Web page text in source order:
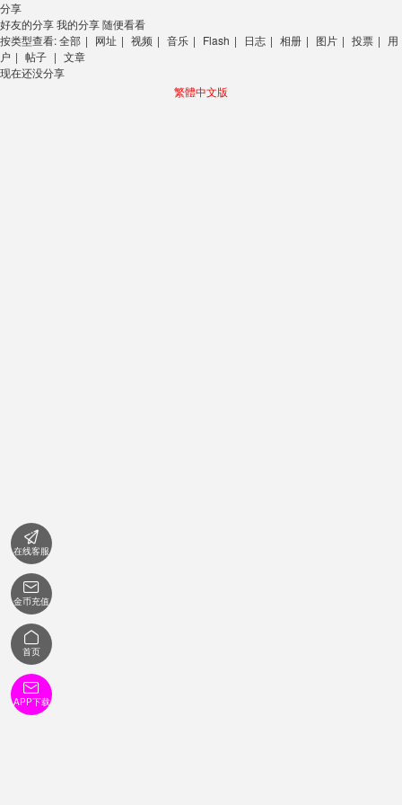
分享
好友的分享我的分享随便看看
按类型查看:全部 | 网址 | 视频 | 音乐 | Flash | 日志 | 相册 | 图片 | 投票 | 用
户 | 帖子 | 文章
现在还没分享
繁體中文版

在线客服

金币充值

首页

APP下载